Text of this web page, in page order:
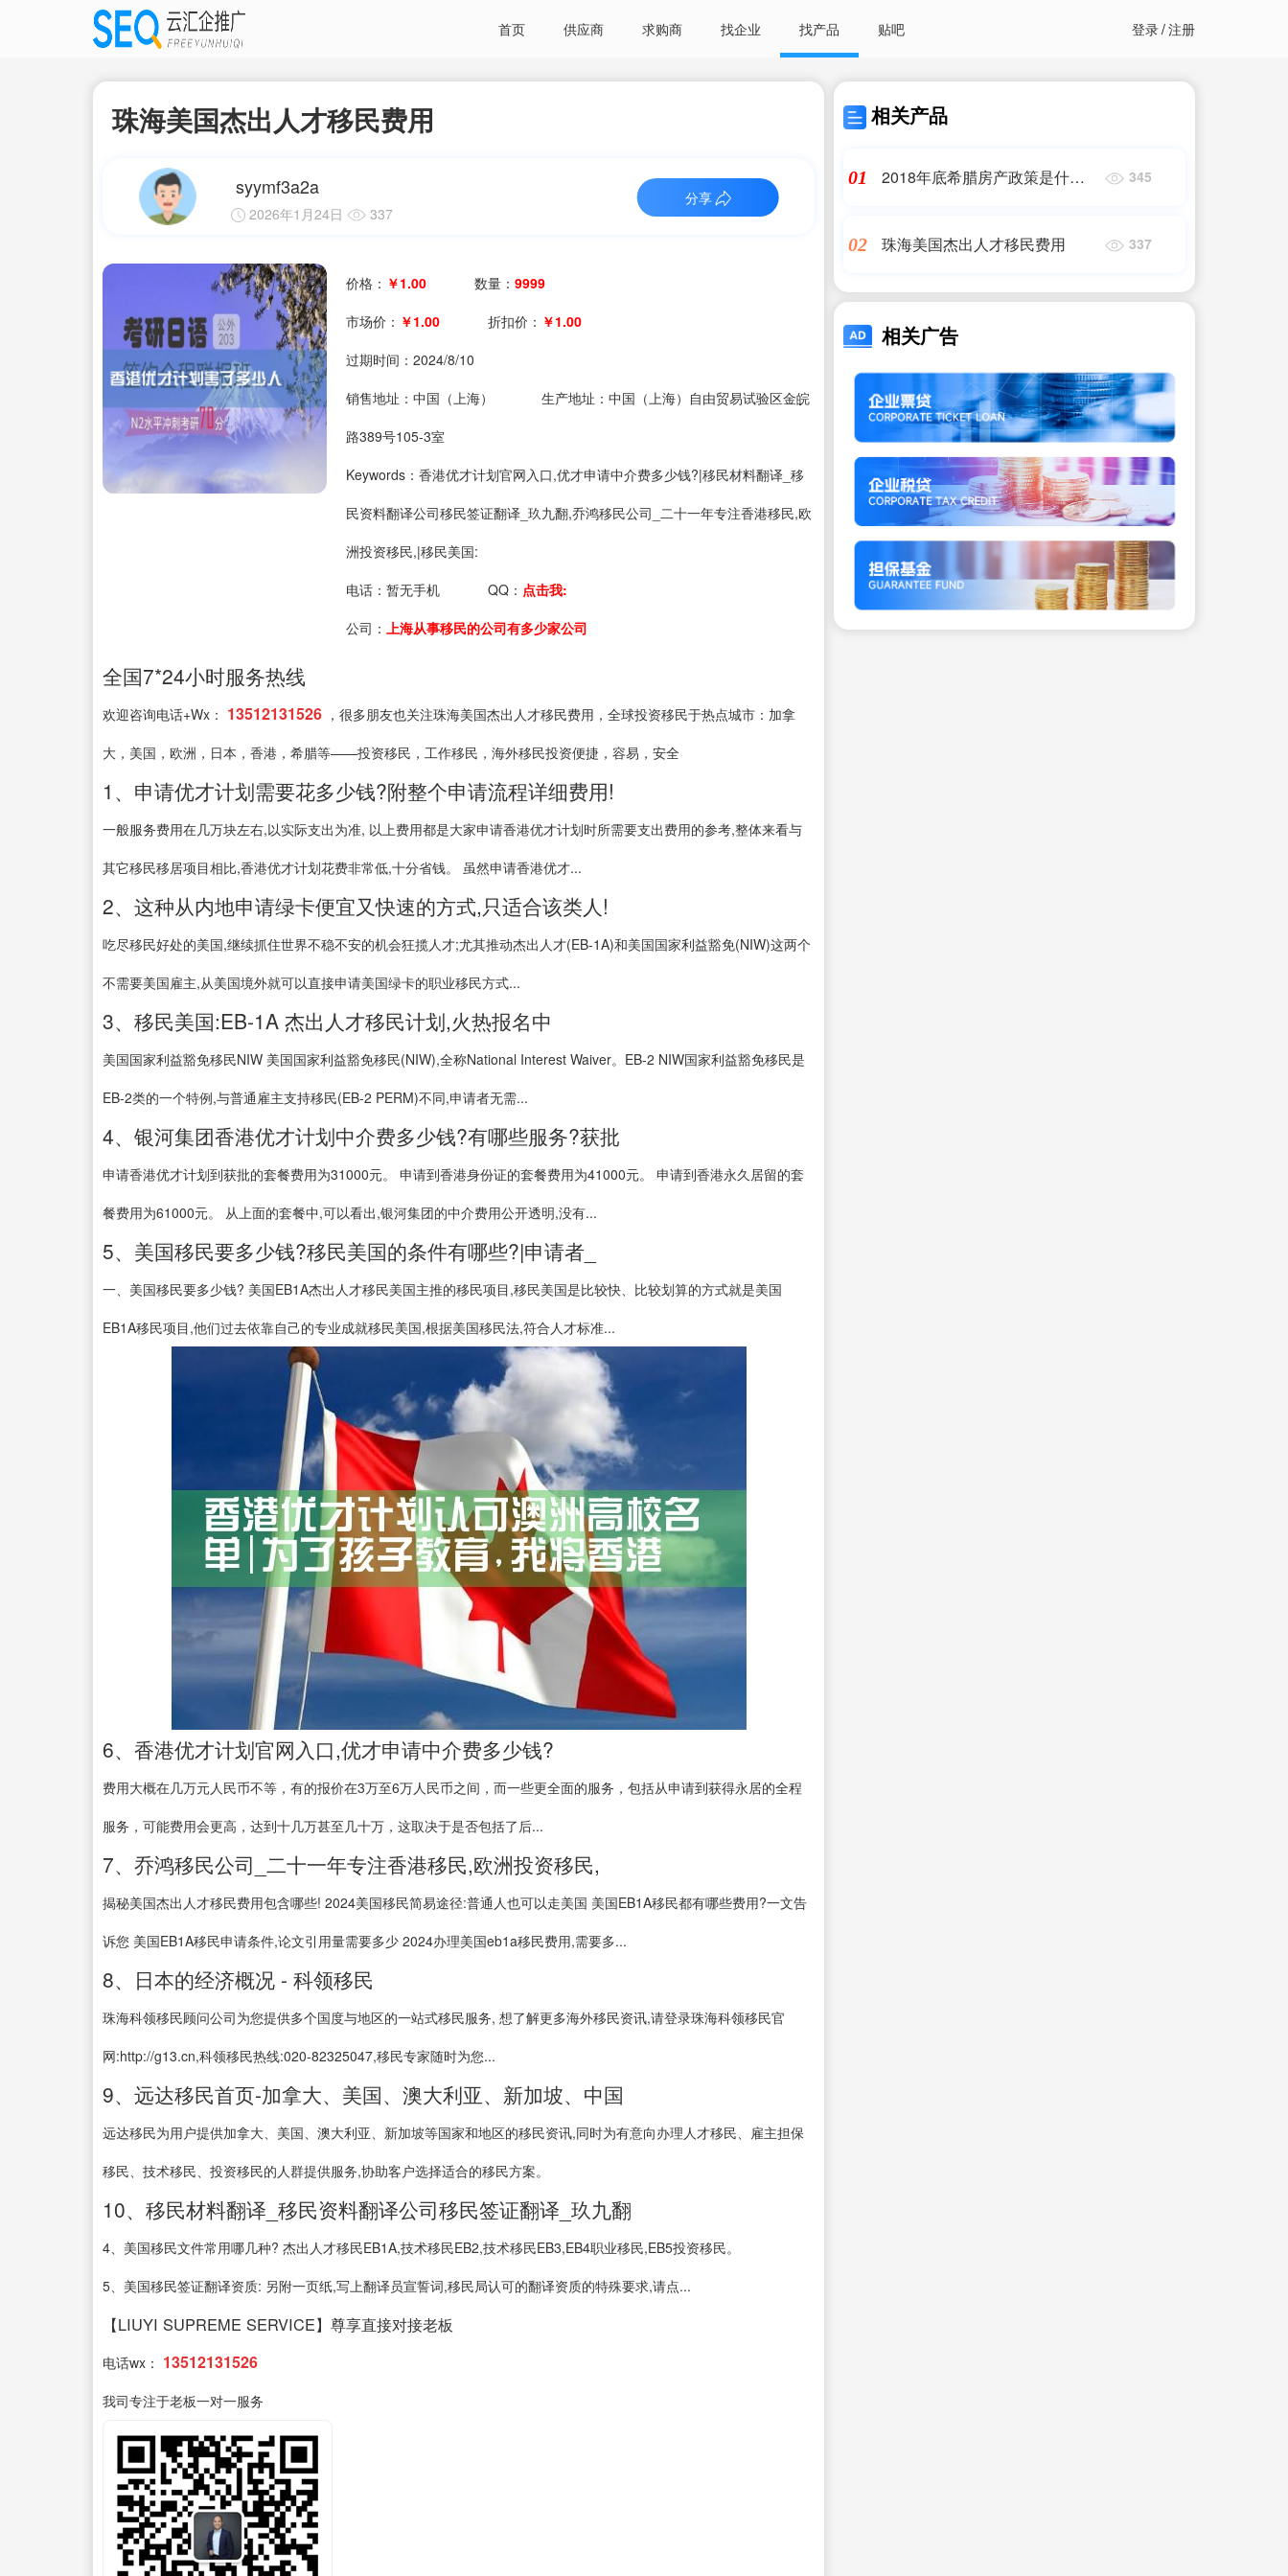
首页 供应商 求购商 找企业 找产品 贴吧 登录/注册
珠海美国杰出人才移民费用
syymf3a2a
2026年1月24日 337
分享
价格： ￥1.00 数量：9999
市场价： ￥1.00 折扣价： ￥1.00
过期时间：2024/8/10
销售地址：中国（上海）
生产地址：中国（上海）自由贸易试验区金皖
路389号105-3室
Keywords：香港优才计划官网入口,优才申请中介费多少钱?|移民材料翻译_移
民资料翻译公司移民签证翻译_玖九翻,乔鸿移民公司_二十一年专注香港移民,欧
洲投资移民,|移民美国:
电话：暂无手机 QQ： 点击我:
公司：上海从事移民的公司有多少家公司
全国7*24小时服务热线
欢迎咨询电话+Wx： 13512131526 ，很多朋友也关注珠海美国杰出人才移民费用，全球投资移民于热点城市：加拿
大，美国，欧洲，日本，香港，希腊等——投资移民，工作移民，海外移民投资便捷，容易，安全
1、申请优才计划需要花多少钱?附整个申请流程详细费用!
一般服务费用在几万块左右,以实际支出为准, 以上费用都是大家申请香港优才计划时所需要支出费用的参考,整体来看与
其它移民移居项目相比,香港优才计划花费非常低,十分省钱。 虽然申请香港优才...
2、这种从内地申请绿卡便宜又快速的方式,只适合该类人!
吃尽移民好处的美国,继续抓住世界不稳不安的机会狂揽人才;尤其推动杰出人才(EB-1A)和美国国家利益豁免(NIW)这两个
不需要美国雇主,从美国境外就可以直接申请美国绿卡的职业移民方式...
3、移民美国:EB-1A 杰出人才移民计划,火热报名中
美国国家利益豁免移民NIW 美国国家利益豁免移民(NIW),全称National Interest Waiver。EB-2 NIW国家利益豁免移民是
EB-2类的一个特例,与普通雇主支持移民(EB-2 PERM)不同,申请者无需...
4、银河集团香港优才计划中介费多少钱?有哪些服务?获批
申请香港优才计划到获批的套餐费用为31000元。 申请到香港身份证的套餐费用为41000元。 申请到香港永久居留的套
餐费用为61000元。 从上面的套餐中,可以看出,银河集团的中介费用公开透明,没有...
5、美国移民要多少钱?移民美国的条件有哪些?|申请者_
一、美国移民要多少钱? 美国EB1A杰出人才移民美国主推的移民项目,移民美国是比较快、比较划算的方式就是美国
EB1A移民项目,他们过去依靠自己的专业成就移民美国,根据美国移民法,符合人才标准...
6、香港优才计划官网入口,优才申请中介费多少钱?
费用大概在几万元人民币不等，有的报价在3万至6万人民币之间，而一些更全面的服务，包括从申请到获得永居的全程
服务，可能费用会更高，达到十几万甚至几十万，这取决于是否包括了后...
7、乔鸿移民公司_二十一年专注香港移民,欧洲投资移民,
揭秘美国杰出人才移民费用包含哪些! 2024美国移民简易途径:普通人也可以走美国 美国EB1A移民都有哪些费用?一文告
诉您 美国EB1A移民申请条件,论文引用量需要多少 2024办理美国eb1a移民费用,需要多...
8、日本的经济概况 - 科领移民
珠海科领移民顾问公司为您提供多个国度与地区的一站式移民服务, 想了解更多海外移民资讯,请登录珠海科领移民官
网:http://g13.cn,科领移民热线:020-82325047,移民专家随时为您...
9、远达移民首页-加拿大、美国、澳大利亚、新加坡、中国
远达移民为用户提供加拿大、美国、澳大利亚、新加坡等国家和地区的移民资讯,同时为有意向办理人才移民、雇主担保
移民、技术移民、投资移民的人群提供服务,协助客户选择适合的移民方案。
10、移民材料翻译_移民资料翻译公司移民签证翻译_玖九翻
4、美国移民文件常用哪几种? 杰出人才移民EB1A,技术移民EB2,技术移民EB3,EB4职业移民,EB5投资移民。
5、美国移民签证翻译资质: 另附一页纸,写上翻译员宣誓词,移民局认可的翻译资质的特殊要求,请点...
【LIUYI SUPREME SERVICE】尊享直接对接老板
电话wx： 13512131526
我司专注于老板一对一服务
相关产品
01
2018年底希腊房产政策是什么
345
02 珠海美国杰出人才移民费用 337
相关广告